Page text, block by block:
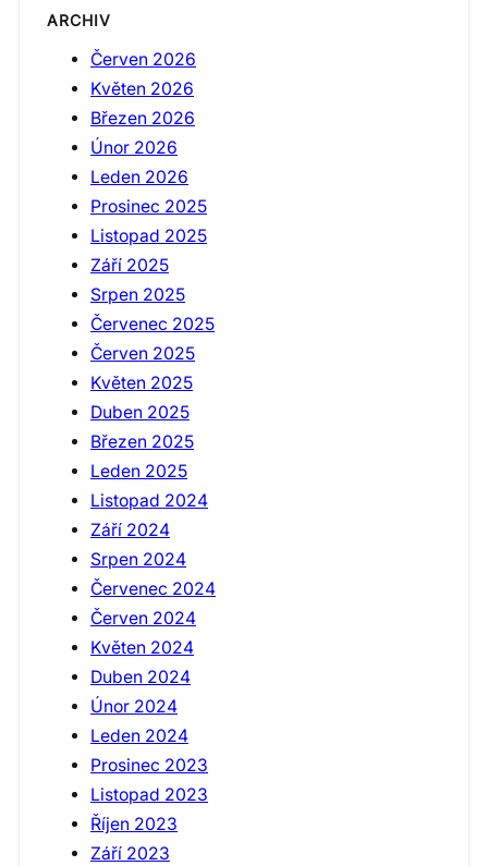
ARCHIV
Červen 2026
Květen 2026
Březen 2026
Únor 2026
Leden 2026
Prosinec 2025
Listopad 2025
Září 2025
Srpen 2025
Červenec 2025
Červen 2025
Květen 2025
Duben 2025
Březen 2025
Leden 2025
Listopad 2024
Září 2024
Srpen 2024
Červenec 2024
Červen 2024
Květen 2024
Duben 2024
Únor 2024
Leden 2024
Prosinec 2023
Listopad 2023
Říjen 2023
Září 2023